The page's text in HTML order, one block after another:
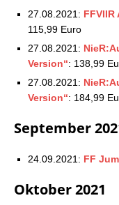
27.08.2021:
115,99 Euro
27.08.2021:
Version“: 138,99
27.08.2021:
Version“: 184,99
September
24.09.2021: FF
Oktober 2021